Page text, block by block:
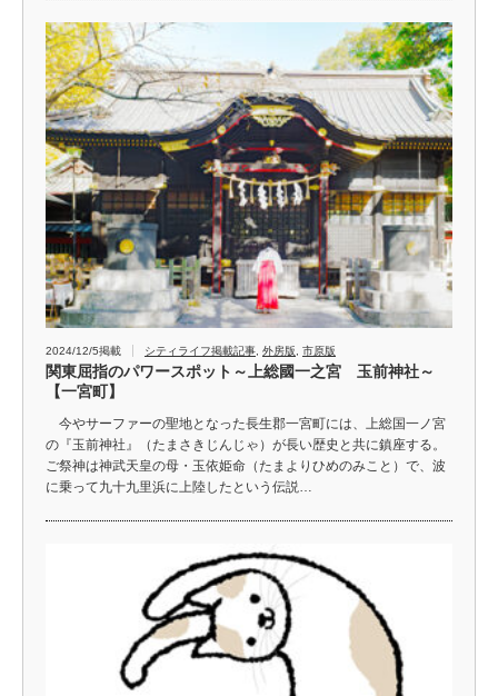
2024/12/5掲載 シティライフ掲載記事 外房版 市原版
関東屈指のパワースポット～上総國一之宮 玉前神社～
【一宮町】
今やサーファーの聖地となった長生郡一宮町には、上総国一ノ宮
の『玉前神社』（たまさきじんじゃ）が長い歴史と共に鎮座する。
ご祭神は神武天皇の母・玉依姫命（たまよりひめのみこと）で、波
に乗って九十九里浜に上陸したという伝説…